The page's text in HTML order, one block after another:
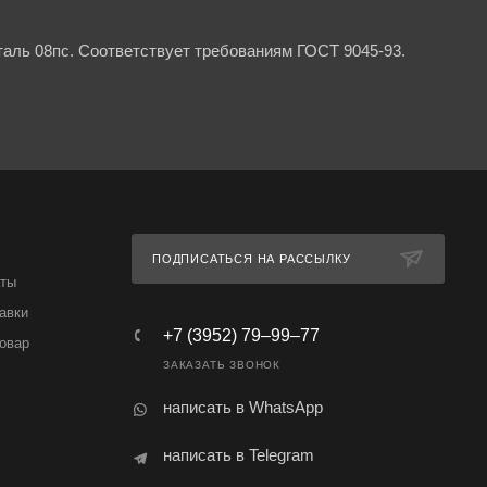
08пс. Соответствует требованиям ГОСТ 9045-93.
ПОДПИСАТЬСЯ НА РАССЫЛКУ
+7 (3952) 79‒99‒77
ЗАКАЗАТЬ ЗВОНОК
написать в WhatsApp
написать в Telegram